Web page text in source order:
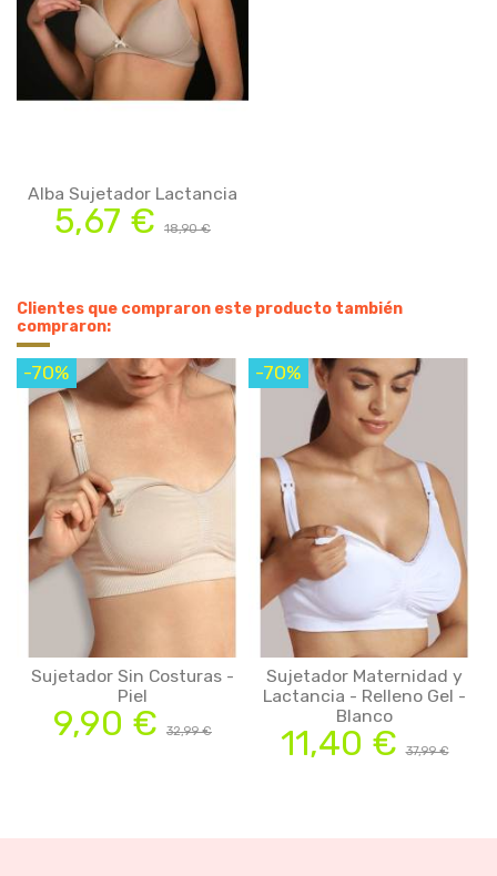
Alba Sujetador Lactancia
5,67 € 18,90 €
Clientes que compraron este producto también
compraron:
-70%
Sujetador Sin Costuras -
Piel
9,90 € 32,99 €
-70%
Sujetador Maternidad y
Lactancia - Relleno Gel -
Blanco
11,40 €37,99 €